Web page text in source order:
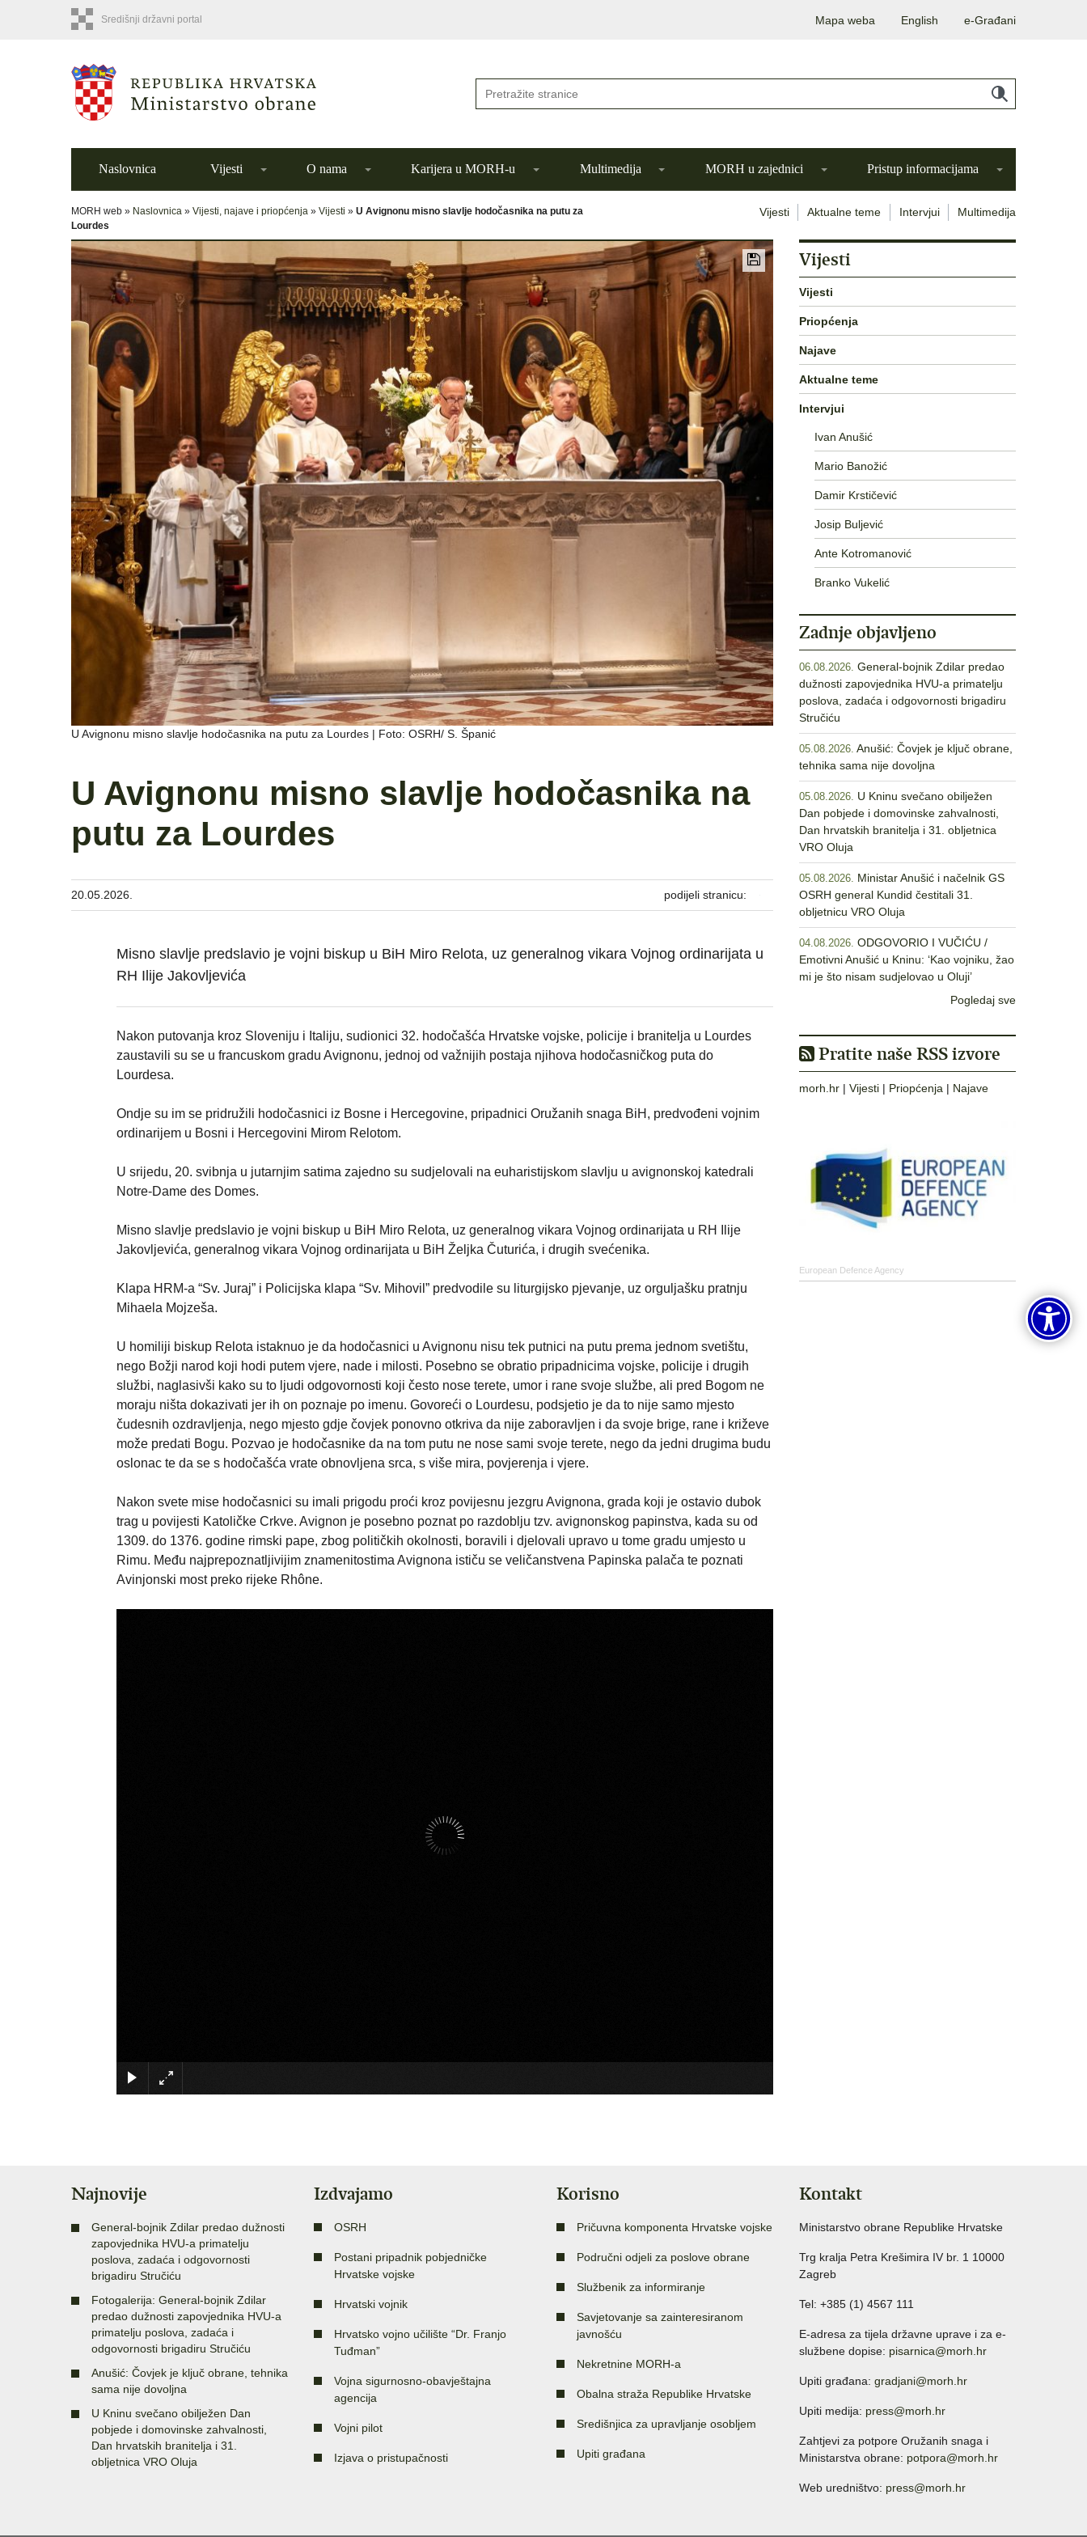
Središnji državni portal Mapa weba English e-Građani
Naslovnica Vijesti O nama Karijera u MORH-u Multimedija MORH u zajednici Pristup informacijama
MORH web » Naslovnica » Vijesti, najave i priopćenja » Vijesti » U Avignonu misno slavlje hodočasnika na putu za
Lourdes
Vijesti Aktualne teme Intervjui Multimedija
U Avignonu misno slavlje hodočasnika na putu za Lourdes | Foto: OSRH/ S. Španić
U Avignonu misno slavlje hodočasnika na
putu za Lourdes
20.05.2026. podijeli stranicu:
Misno slavlje predslavio je vojni biskup u BiH Miro Relota, uz generalnog vikara Vojnog ordinarijata u
RH Ilije Jakovljevića
Nakon putovanja kroz Sloveniju i Italiju, sudionici 32. hodočašća Hrvatske vojske, policije i branitelja u Lourdes
zaustavili su se u francuskom gradu Avignonu, jednoj od važnijih postaja njihova hodočasničkog puta do
Lourdesa.
Ondje su im se pridružili hodočasnici iz Bosne i Hercegovine, pripadnici Oružanih snaga BiH, predvođeni vojnim
ordinarijem u Bosni i Hercegovini Mirom Relotom.
U srijedu, 20. svibnja u jutarnjim satima zajedno su sudjelovali na euharistijskom slavlju u avignonskoj katedrali
Notre-Dame des Domes.
Misno slavlje predslavio je vojni biskup u BiH Miro Relota, uz generalnog vikara Vojnog ordinarijata u RH Ilije
Jakovljevića, generalnog vikara Vojnog ordinarijata u BiH Željka Čuturića, i drugih svećenika.
Klapa HRM-a “Sv. Juraj” i Policijska klapa “Sv. Mihovil” predvodile su liturgijsko pjevanje, uz orguljašku pratnju
Mihaela Mojzeša.
U homiliji biskup Relota istaknuo je da hodočasnici u Avignonu nisu tek putnici na putu prema jednom svetištu,
nego Božji narod koji hodi putem vjere, nade i milosti. Posebno se obratio pripadnicima vojske, policije i drugih
službi, naglasivši kako su to ljudi odgovornosti koji često nose terete, umor i rane svoje službe, ali pred Bogom ne
moraju ništa dokazivati jer ih on poznaje po imenu. Govoreći o Lourdesu, podsjetio je da to nije samo mjesto
čudesnih ozdravljenja, nego mjesto gdje čovjek ponovno otkriva da nije zaboravljen i da svoje brige, rane i križeve
može predati Bogu. Pozvao je hodočasnike da na tom putu ne nose sami svoje terete, nego da jedni drugima budu
oslonac te da se s hodočašća vrate obnovljena srca, s više mira, povjerenja i vjere.
Nakon svete mise hodočasnici su imali prigodu proći kroz povijesnu jezgru Avignona, grada koji je ostavio dubok
trag u povijesti Katoličke Crkve. Avignon je posebno poznat po razdoblju tzv. avignonskog papinstva, kada su od
1309. do 1376. godine rimski pape, zbog političkih okolnosti, boravili i djelovali upravo u tome gradu umjesto u
Rimu. Među najprepoznatljivijim znamenitostima Avignona ističu se veličanstvena Papinska palača te poznati
Avinjonski most preko rijeke Rhône.
Vijesti
Vijesti
Priopćenja
Najave
Aktualne teme
Intervjui
Ivan Anušić
Mario Banožić
Damir Krstičević
Josip Buljević
Ante Kotromanović
Branko Vukelić
Zadnje objavljeno
06.08.2026. General-bojnik Zdilar predao
dužnosti zapovjednika HVU-a primatelju
poslova, zadaća i odgovornosti brigadiru
Stručiću
05.08.2026. Anušić: Čovjek je ključ obrane,
tehnika sama nije dovoljna
05.08.2026. U Kninu svečano obilježen
Dan pobjede i domovinske zahvalnosti,
Dan hrvatskih branitelja i 31. obljetnica
VRO Oluja
05.08.2026. Ministar Anušić i načelnik GS
OSRH general Kundid čestitali 31.
obljetnicu VRO Oluja
04.08.2026. ODGOVORIO I VUČIĆU /
Emotivni Anušić u Kninu: ‘Kao vojniku, žao
mi je što nisam sudjelovao u Oluji’
Pogledaj sve
Pratite naše RSS izvore
morh.hr | Vijesti | Priopćenja | Najave
European Defence Agency
Najnovije
General-bojnik Zdilar predao dužnosti
zapovjednika HVU-a primatelju
poslova, zadaća i odgovornosti
brigadiru Stručiću
Fotogalerija: General-bojnik Zdilar
predao dužnosti zapovjednika HVU-a
primatelju poslova, zadaća i
odgovornosti brigadiru Stručiću
Anušić: Čovjek je ključ obrane, tehnika
sama nije dovoljna
U Kninu svečano obilježen Dan
pobjede i domovinske zahvalnosti,
Dan hrvatskih branitelja i 31.
obljetnica VRO Oluja
Izdvajamo
OSRH
Postani pripadnik pobjedničke
Hrvatske vojske
Hrvatski vojnik
Hrvatsko vojno učilište “Dr. Franjo
Tuđman”
Vojna sigurnosno-obavještajna
agencija
Vojni pilot
Izjava o pristupačnosti
Korisno
Pričuvna komponenta Hrvatske vojske
Područni odjeli za poslove obrane
Službenik za informiranje
Savjetovanje sa zainteresiranom
javnošću
Nekretnine MORH-a
Obalna straža Republike Hrvatske
Središnjica za upravljanje osobljem
Upiti građana
Kontakt
Ministarstvo obrane Republike Hrvatske
Trg kralja Petra Krešimira IV br. 1 10000
Zagreb
Tel: +385 (1) 4567 111
E-adresa za tijela državne uprave i za e-
službene dopise: pisarnica@morh.hr
Upiti građana: gradjani@morh.hr
Upiti medija: press@morh.hr
Zahtjevi za potpore Oružanih snaga i
Ministarstva obrane: potpora@morh.hr
Web uredništvo: press@morh.hr